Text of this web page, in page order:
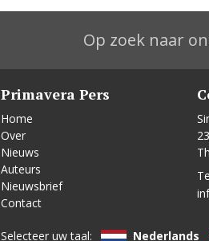
Op zoek naar
Primavera Pers
Home
Over
Nieuws
Auteurs
Nieuwsbrief
Contact
Selecteer uw taal: Nederlands